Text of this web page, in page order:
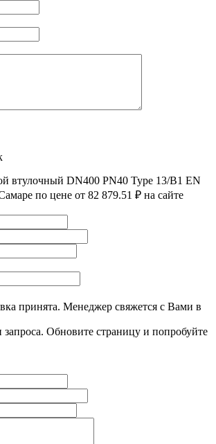
принята. Менеджер свяжется с Вами в
Обновите страницу и попробуйте